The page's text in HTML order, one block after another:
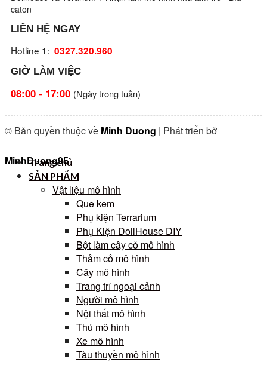
caton
LIÊN HỆ NGAY
Hotline 1: 0327.320.960
GIỜ LÀM VIỆC
08:00 - 17:00 (Ngày trong tuần)
© Bản quyền thuộc về Minh Duong | Phát triển bở
MinhDuong95
Trang chủ
SẢN PHẨM
Vật liệu mô hình
Que kem
Phụ kiện Terrarium
Phụ Kiện DollHouse DIY
Bột làm cây cỏ mô hình
Thảm cỏ mô hình
Cây mô hình
Trang trí ngoại cảnh
Người mô hình
Nội thất mô hình
Thú mô hình
Xe mô hình
Tàu thuyền mô hình